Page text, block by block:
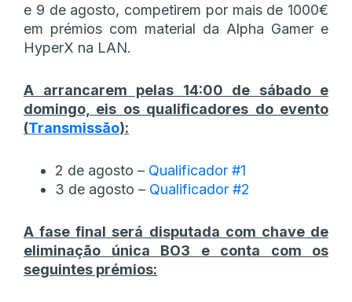
e 9 de agosto, competirem por mais de 1000€
em prémios com material da Alpha Gamer e
HyperX na LAN.
A arrancarem pelas 14:00 de sábado e
domingo, eis os qualificadores do evento
(Transmissão):
2 de agosto – Qualificador #1
3 de agosto – Qualificador #2
A fase final será disputada com chave de
eliminação única BO3 e conta com os
seguintes prémios: